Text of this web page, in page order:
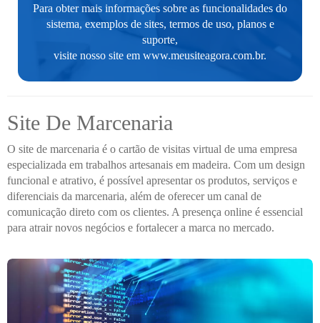
Para obter mais informações sobre as funcionalidades do
sistema, exemplos de sites, termos de uso, planos e
suporte,
visite nosso site em www.meusiteagora.com.br.
Site De Marcenaria
O site de marcenaria é o cartão de visitas virtual de uma empresa
especializada em trabalhos artesanais em madeira. Com um design
funcional e atrativo, é possível apresentar os produtos, serviços e
diferenciais da marcenaria, além de oferecer um canal de
comunicação direto com os clientes. A presença online é essencial
para atrair novos negócios e fortalecer a marca no mercado.